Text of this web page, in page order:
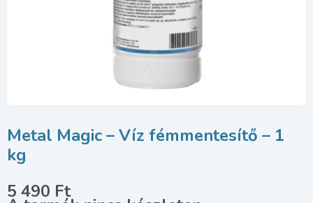
Metal Magic – Víz fémmentesítő – 1
kg
5 490 Ft